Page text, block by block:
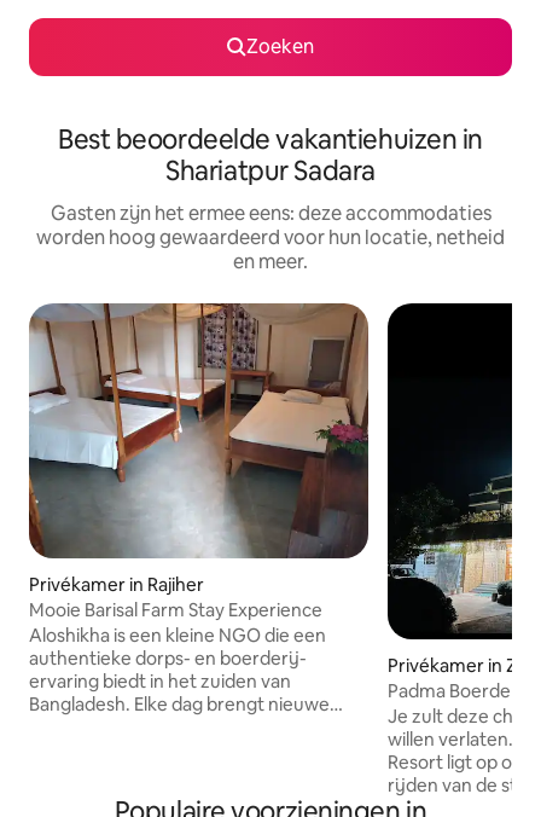
Zoeken
Best beoordeelde vakantiehuizen in
Shariatpur Sadara
Gasten zijn het ermee eens: deze accommodaties
worden hoog gewaardeerd voor hun locatie, netheid
en meer.
Privékamer in Rajiher
Mooie Barisal Farm Stay Experience
Aloshikha is een kleine NGO die een
authentieke dorps- en boerderij-
ervaring biedt in het zuiden van
Bangladesh. Elke dag brengt nieuwe
worden aangemoedigd om deel te
Privékamer in
Padma
Je zult deze
willen verlaten. Padma Farmhouse
Resort ligt op
rijden van de
Padma-brug en